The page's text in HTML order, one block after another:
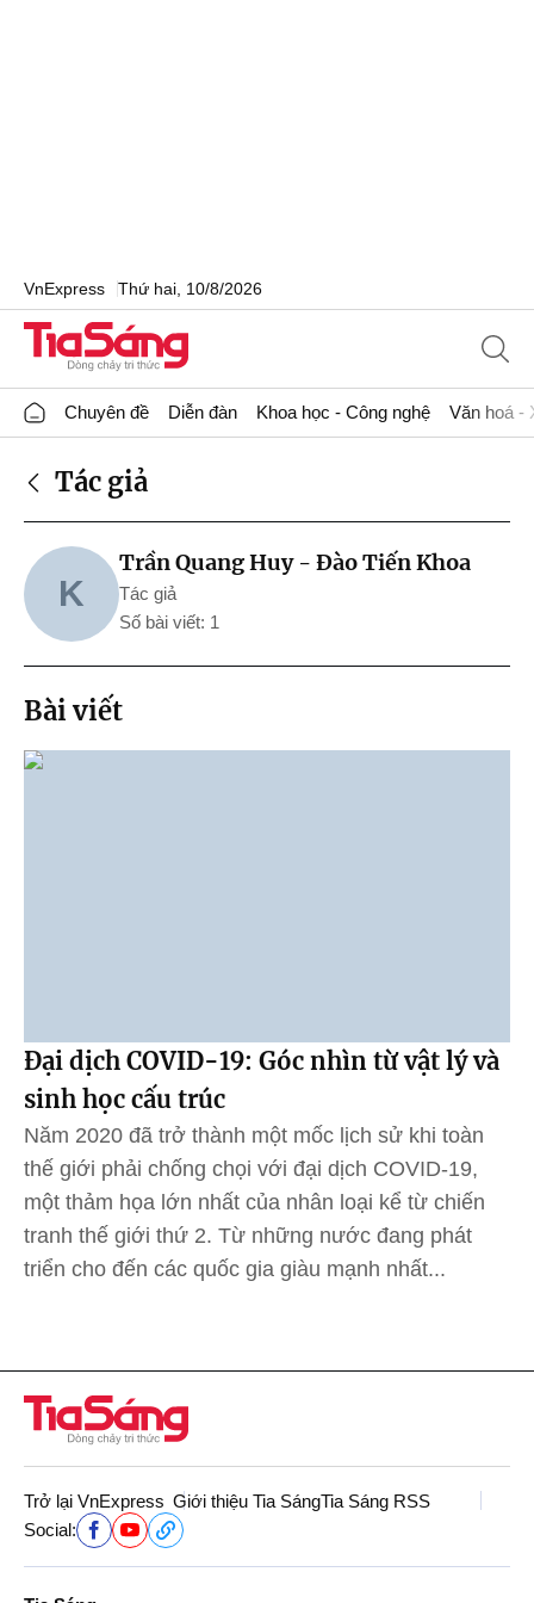
VnExpress Thứ hai, 10/8/2026
Chuyên đề Diễn đàn Khoa học - Công nghệ Văn hoá -
Tác giả
K
Trần Quang Huy - Đào Tiến Khoa
Tác giả
Số bài viết: 1
Bài viết
Đại dịch COVID-19: Góc nhìn từ vật lý và
sinh học cấu trúc
Năm 2020 đã trở thành một mốc lịch sử khi toàn
thế giới phải chống chọi với đại dịch COVID-19,
một thảm họa lớn nhất của nhân loại kể từ chiến
tranh thế giới thứ 2. Từ những nước đang phát
triển cho đến các quốc gia giàu mạnh nhất...
Trở lại VnExpress Giới thiệu Tia SángTia Sáng RSS
Social: